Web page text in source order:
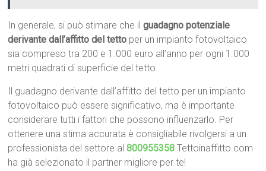
In generale, si può stimare che ilguadagno potenziale
derivante dall’affitto del tetto per un impianto fotovoltaico
sia compreso tra 200 e 1.000 euro all’anno per ogni 1.000
metri quadrati di superficie del tetto.
Il guadagno derivante dall’affitto del tetto per un impianto
fotovoltaico può essere significativo, ma è importante
considerare tutti i fattori che possono influenzarlo. Per
ottenere una stima accurata è consigliabile rivolgersi a un
professionista del settore al800955358 Tettoinaffitto.com
ha già selezionato il partner migliore per te!